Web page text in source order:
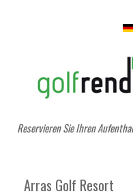
Reservieren Sie Ihren
Arras Golf Resort